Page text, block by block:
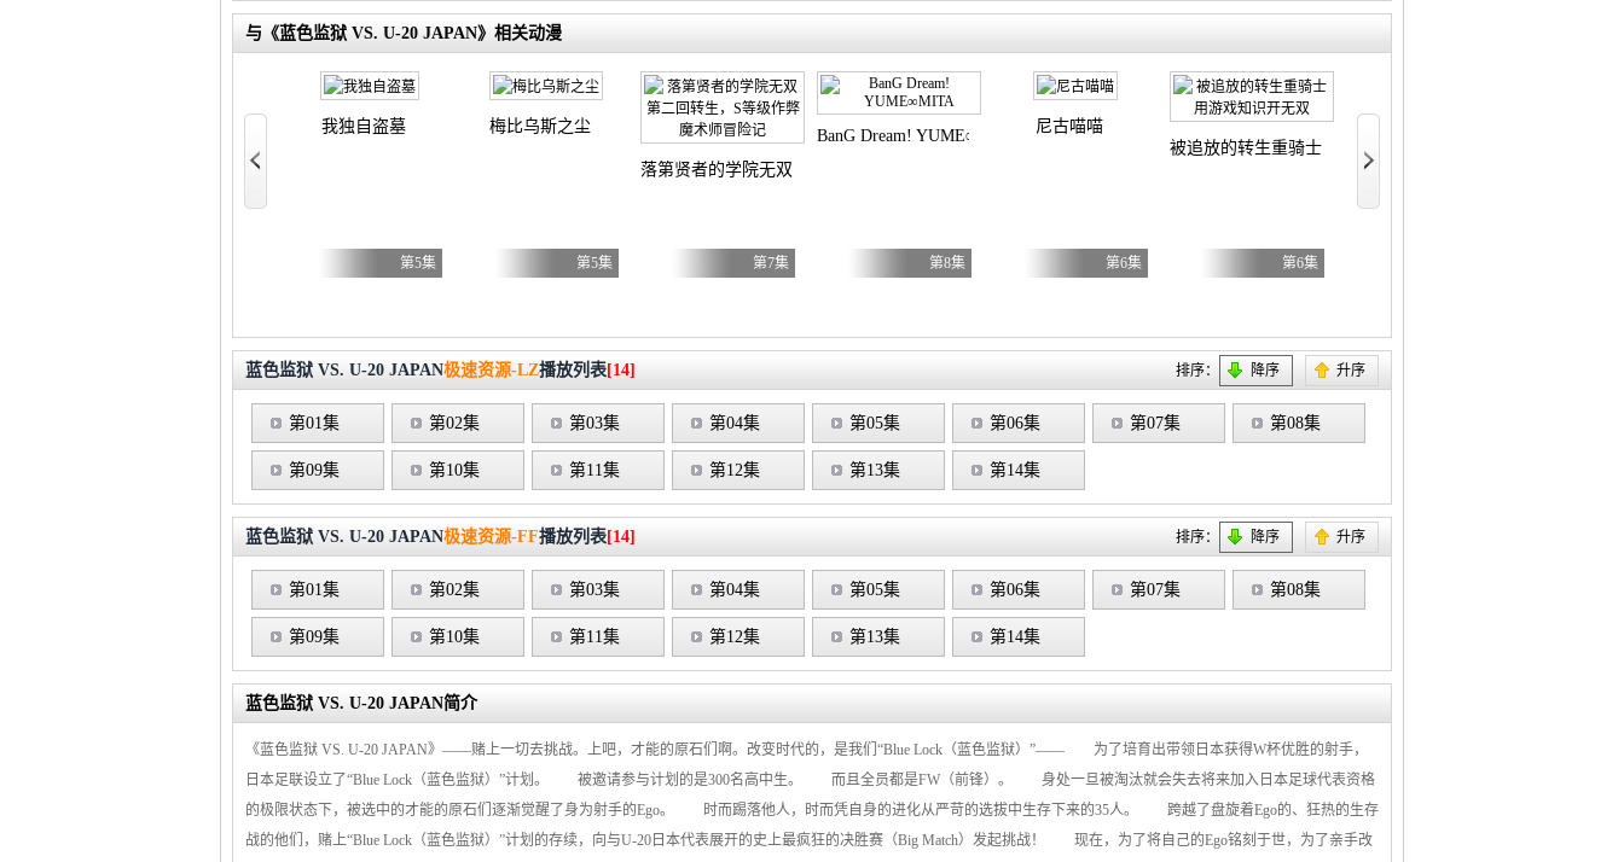
与《蓝色监狱 VS. U-20 JAPAN》相关动漫
女？不，我是杂役女仆（自豪）！
我独自盗墓
第5集
梅比乌斯之尘
第5集
落第贤者的学院无双第二回转生，S等级作弊魔术师冒险记
第7集
BanG Dream! YUME∞MITA
第8集
尼古喵喵
第6集
被追放的转生重骑士用游戏知识开无双
第6集
蓝色监狱 VS. U-20 JAPAN极速资源-LZ播放列表[14] 排序： 降序 升序
第01集 第02集 第03集 第04集 第05集 第06集 第07集 第08集
第09集 第10集 第11集 第12集 第13集 第14集
蓝色监狱 VS. U-20 JAPAN极速资源-FF播放列表[14] 排序： 降序 升序
第01集 第02集 第03集 第04集 第05集 第06集 第07集 第08集
第09集 第10集 第11集 第12集 第13集 第14集
蓝色监狱 VS. U-20 JAPAN简介
《蓝色监狱 VS. U-20 JAPAN》——赌上一切去挑战。上吧，才能的原石们啊。改变时代的，是我们“Blue Lock（蓝色监狱）”—— 为了培育出带领日本获得W杯优胜的射手，
日本足联设立了“Blue Lock（蓝色监狱）”计划。 被邀请参与计划的是300名高中生。 而且全员都是FW（前锋）。 身处一旦被淘汰就会失去将来加入日本足球代表资格
的极限状态下，被选中的才能的原石们逐渐觉醒了身为射手的Ego。 时而踢落他人，时而凭自身的进化从严苛的选拔中生存下来的35人。 跨越了盘旋着Ego的、狂热的生存
战的他们，赌上“Blue Lock（蓝色监狱）”计划的存续，向与U-20日本代表展开的史上最疯狂的决胜赛（Big Match）发起挑战！ 现在，为了将自己的Ego铭刻于世，为了亲手改